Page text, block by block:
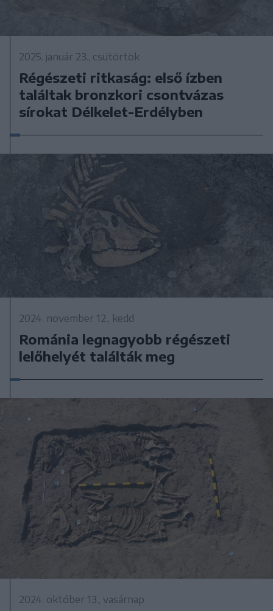
2025. január 23., csütörtök
Régészeti ritkaság: első ízben
találtak bronzkori csontvázas
sírokat Délkelet-Erdélyben
2024. november 12., kedd
Románia legnagyobb régészeti
lelőhelyét találták meg
2024. október 13., vasárnap